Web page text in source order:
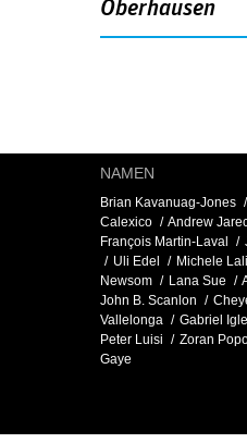
Oberhausen
NAMEN
Brian Kavanuag-Jones
Calexico
Andrew
François Martin-Laval
Uli Edel
Michele
Newsom
Lana Sue
John B. Scanlon
Vallelonga
Gabriel
Peter Luisi
Zoran
Gaye